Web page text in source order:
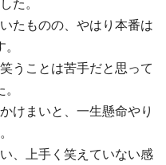
たものの、やはり本番は
うことは苦手だと思って
けまいと、一生懸命やり
、上手く笑えていない感